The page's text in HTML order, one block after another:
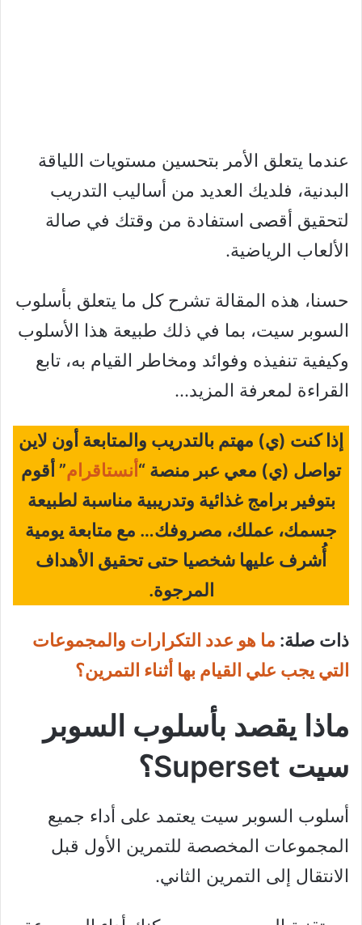
عندما يتعلق الأمر بتحسين مستويات اللياقة
البدنية، فلديك العديد من أساليب التدريب
لتحقيق أقصى استفادة من وقتك في صالة
الألعاب الرياضية.
حسنا، هذه المقالة تشرح كل ما يتعلق بأسلوب
السوبر سيت، بما في ذلك طبيعة هذا الأسلوب
وكيفية تنفيذه وفوائد ومخاطر القيام به، تابع
القراءة لمعرفة المزيد…
إذا كنت (ي) مهتم بالتدريب والمتابعة أون لاين
تواصل (ي) معي عبر منصة “ أنستاقرام” أقوم
بتوفير برامج غذائية وتدريبية مناسبة لطبيعة
جسمك، عملك، مصروفك… مع متابعة يومية
أُشرف عليها شخصيا حتى تحقيق الأهداف
المرجوة.
ذات صلة: ما هو عدد التكرارات والمجموعات
التي يجب علي القيام بها أثناء التمرين؟
ماذا يقصد بأسلوب السوبر
سيت Superset؟
أسلوب السوبر سيت يعتمد على أداء جميع
المجموعات المخصصة للتمرين الأول قبل
الانتقال إلى التمرين الثاني.